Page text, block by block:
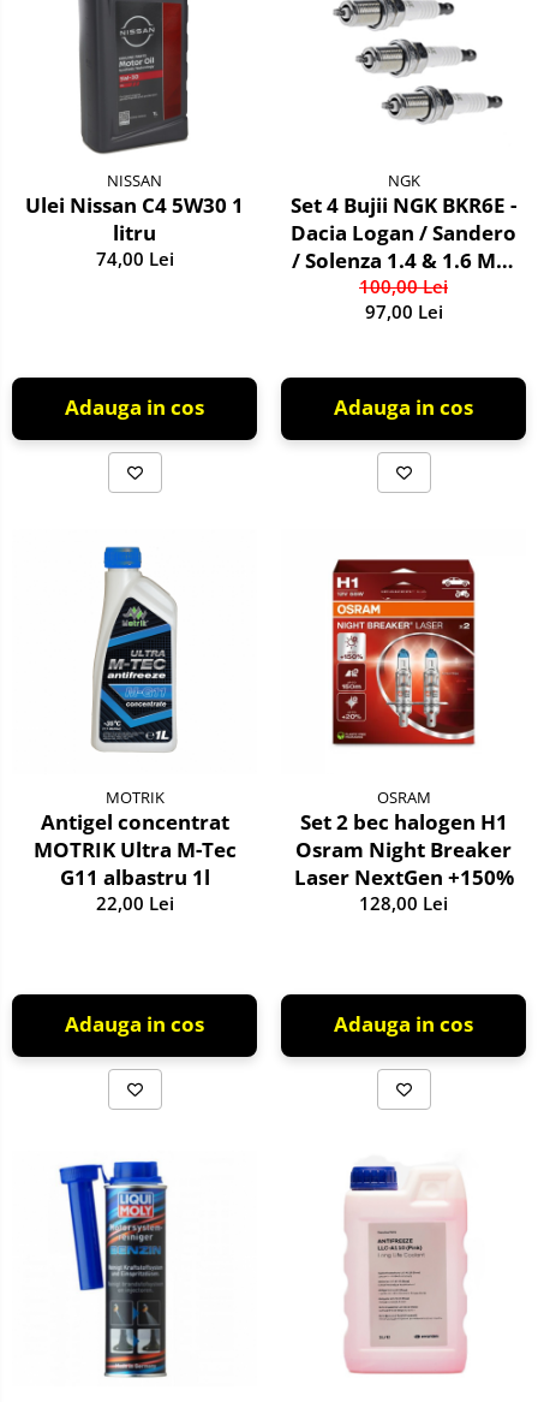
NISSAN
Ulei Nissan C4 5W30 1
litru
74,00 Lei
Adauga in cos
NGK
Set 4 Bujii NGK BKR6E -
Dacia Logan / Sandero
/ Solenza 1.4 & 1.6 MPI
- Kit Complet
100,00 Lei
97,00 Lei
Adauga in cos
MOTRIK
Antigel concentrat
MOTRIK Ultra M-Tec
G11 albastru 1l
22,00 Lei
Adauga in cos
OSRAM
Set 2 bec halogen H1
Osram Night Breaker
Laser NextGen +150%
128,00 Lei
Adauga in cos